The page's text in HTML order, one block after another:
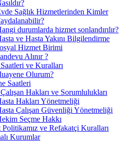
Sağlık Hizmetlerinden Kimler
durumlarda hizmet sonlandırılır?
ve Hasta Yakını Bilgilendirme
Hizmet Birimi
Alınır ?
ve Kuralları
Olurum?
Saatleri
Hakları ve Sorumlulukları
Hakları Yönetmeliği
Çalışan Güvenliği Yönetmeliği
Seçme Hakkı
Politikamız ve Refakatçi Kuralları
Kurumlar